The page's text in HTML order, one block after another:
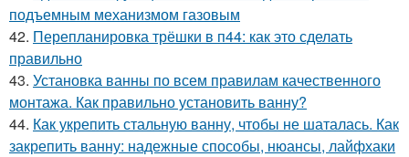
подъемным механизмом газовым
42. Перепланировка трёшки в п44: как это сделать
правильно
43. Установка ванны по всем правилам качественного
монтажа. Как правильно установить ванну?
44. Как укрепить стальную ванну, чтобы не шаталась. Как
закрепить ванну: надежные способы, нюансы, лайфхаки